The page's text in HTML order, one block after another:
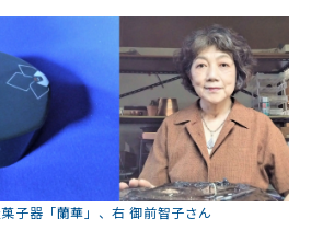
子器「蘭華」、右 御前智子さん